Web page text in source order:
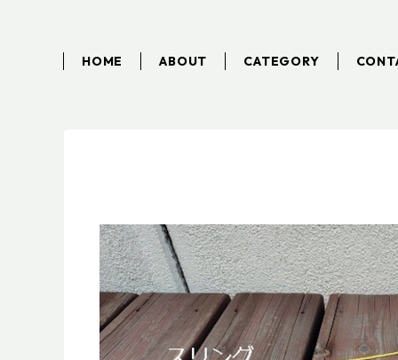
HOME ABOUT CATEGORY